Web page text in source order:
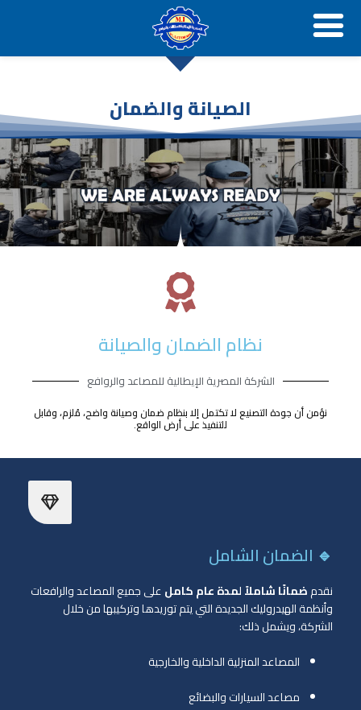
المحتوى
الصيانة والضمان
نظام الضمان والصيانة
الشركة المصرية الإيطالية للمصاعد والروافع
نؤمن أن جودة التصنيع لا تكتمل إلا بنظام ضمان وصيانة واضح، مُلزم، وقابل
للتنفيذ على أرض الواقع.
🔹 الضمان الشامل
نقدمضمانًا شاملاً لمدة عام كاملعلى جميع المصاعد والرافعات
وأنظمة الهيدروليك الجديدة التي يتم توريدها وتركيبها من خلال
الشركة، ويشمل ذلك:
المصاعد المنزلية الداخلية والخارجية
مصاعد السيارات والبضائع